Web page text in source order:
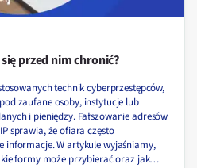
przed nim chronić?
technik cyberprzestępców,
zaufane osoby, instytucje lub
i pieniędzy. Fałszowanie adresów
sprawia, że ofiara często
informacje. W artykule wyjaśniamy,
formy może przybierać oraz jak